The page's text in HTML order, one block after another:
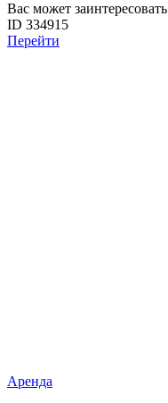
Вас может заинтересовать
ID 334915
Перейти
Аренда